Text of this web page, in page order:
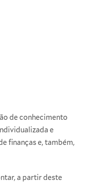
de conhecimento
e
finanças e, também,
a partir deste